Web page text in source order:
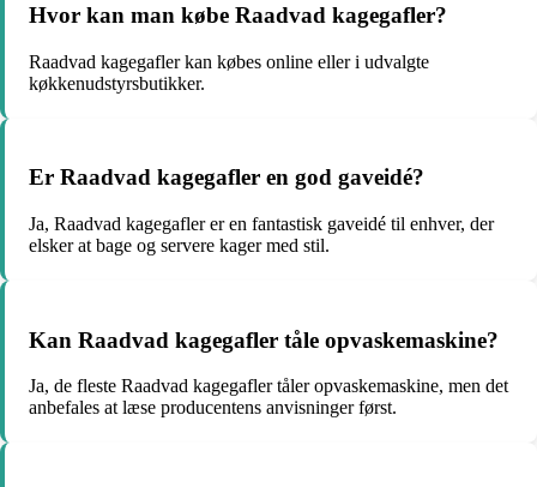
Hvor kan man købe Raadvad kagegafler?
Raadvad kagegafler kan købes online eller i udvalgte
køkkenudstyrsbutikker.
Er Raadvad kagegafler en god gaveidé?
Ja, Raadvad kagegafler er en fantastisk gaveidé til enhver, der
elsker at bage og servere kager med stil.
Kan Raadvad kagegafler tåle opvaskemaskine?
Ja, de fleste Raadvad kagegafler tåler opvaskemaskine, men det
anbefales at læse producentens anvisninger først.